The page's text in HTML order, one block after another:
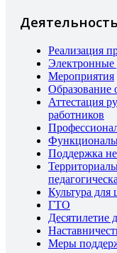
Деятельность
Реализация
Электронные
Мероприятия
Образование
Аттестация
работников
Поддержка
Культура для
ГТО
Десятилетие
Меры